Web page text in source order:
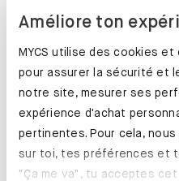
Améliore ton
MYCS utilise des cookies
pour assurer la sécurité et
notre site, mesurer ses
expérience d'achat
pertinentes. Pour cela,
sur toi, tes préférences et
"Ça me va", tu acceptes